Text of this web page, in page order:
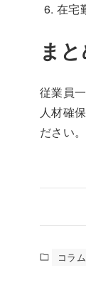
在宅
ま
従業員
人材確
ださい。
コラム